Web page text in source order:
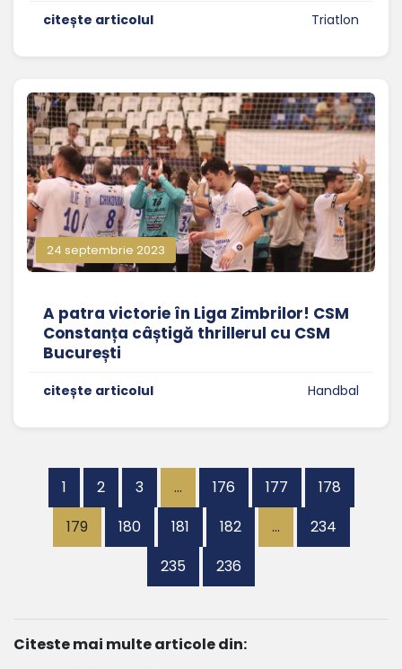
citește articolul Triatlon
24 septembrie 2023
A patra victorie în Liga Zimbrilor! CSM
Constanța câștigă thrillerul cu CSM
București
citește articolul Handbal
1 2 3 … 176 177
178
179
180 181 182 …
234
235
236
Citeste mai multe articole din: